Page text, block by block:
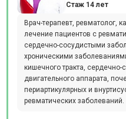
Стаж 14 лет
Врач-терапевт, ревматолог,
лечение пациентов с
сердечно-сосудистыми
хроническими
кишечного тракта,
двигательного аппарата,
периартикулярных и
ревматических заболеваний.